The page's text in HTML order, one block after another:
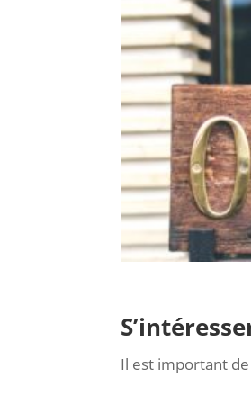
Il est important